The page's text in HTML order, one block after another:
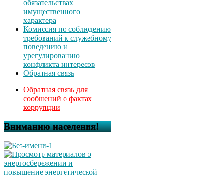
обязательствах
имущественного
характера
Комиссия по соблюдению
требований к служебному
поведению и
урегулированию
конфликта интересов
Обратная связь
Обратная связь для
сообщений о фактах
коррупции
Вниманию населения!